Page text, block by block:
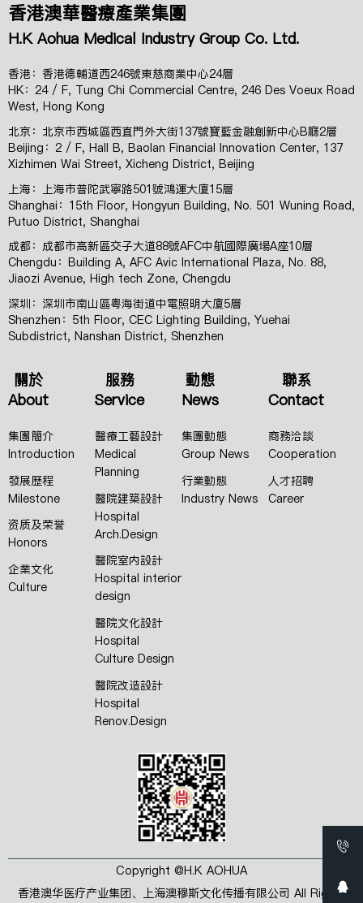
香港澳華醫療產業集團
H.K Aohua Medical Industry Group Co. Ltd.
香港：香港德輔道西246號東慈商業中心24層
HK：24 / F, Tung Chi Commercial Centre, 246 Des Voeux Road
West, Hong Kong
北京：北京市西城區西直門外大街137號寶藍金融創新中心B廳2層
Beijing：2 / F, Hall B, Baolan Financial Innovation Center, 137
Xizhimen Wai Street, Xicheng District, Beijing
上海：上海市普陀武寧路501號鴻運大廈15層
Shanghai：15th Floor, Hongyun Building, No. 501 Wuning Road,
Putuo District, Shanghai
成都：成都市高新區交子大道88號AFC中航國際廣場A座10層
Chengdu：Building A, AFC Avic International Plaza, No. 88,
Jiaozi Avenue, High tech Zone, Chengdu
深圳：深圳市南山區粵海街道中電照明大廈5層
Shenzhen：5th Floor, CEC Lighting Building, Yuehai
Subdistrict, Nanshan District, Shenzhen
關於
About
集團簡介
Introduction
發展歷程
Milestone
资质及荣誉
Honors
企業文化
Culture
服務
Service
醫療工藝設計
Medical
Planning
醫院建築設計
Hospital
Arch.Design
醫院室内設計
Hospital interior
design
醫院文化設計
Hospital
Culture Design
醫院改造設計
Hospital
Renov.Design
動態
News
集團動態
Group News
行業動態
Industry News
聯系
Contact
商務洽談
Cooperation
人才招聘
Career
Copyright @H.K AOHUA
香港澳华医疗产业集团、上海澳穆斯文化传播有限公司 All Rights